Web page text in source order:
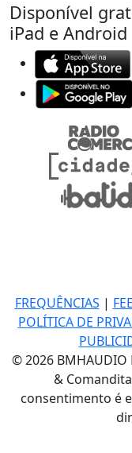
Disponível
iPad e Android
FREQUÊNCIAS |
POLÍTICA DE
© 2026
&
consentimento é